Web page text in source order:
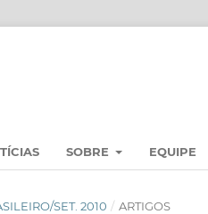
SOBRE EQUIPE
SET. 2010 / ARTIGOS